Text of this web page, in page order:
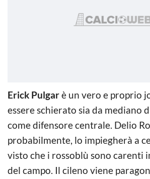
Erick Pulgarè un vero e proprio
essere schierato sia da mediano
come difensore centrale. Delio
probabilmente, lo impiegherà a
visto che i rossoblù sono carenti
del campo. Il cileno viene